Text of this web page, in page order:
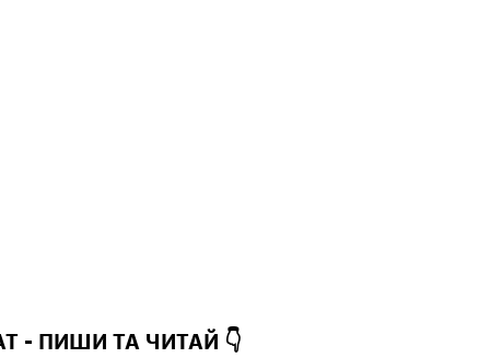
- ПИШИ ТА ЧИТАЙ 👇